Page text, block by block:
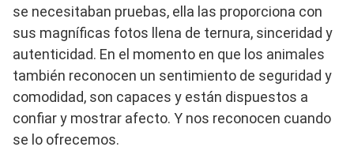
se necesitaban pruebas, ella las proporciona con
sus magníficas fotos llena de ternura, sinceridad y
autenticidad. En el momento en que los animales
también reconocen un sentimiento de seguridad y
comodidad, son capaces y están dispuestos a
confiar y mostrar afecto. Y nos reconocen cuando
se lo ofrecemos.